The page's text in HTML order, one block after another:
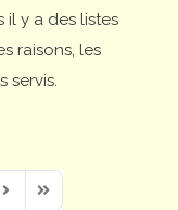
il y a des listes
raisons, les
servis.
Next PageLast Page